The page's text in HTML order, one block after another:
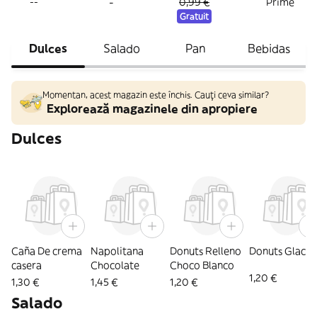
Gratuit
Dulces Salado Pan Bebidas
Momentan, acest magazin este închis. Cauți ceva similar?
Explorează magazinele din apropiere
Dulces
Caña De crema
casera
1,30 €
Napolitana
Chocolate
1,45 €
Donuts Relleno
Choco Blanco
1,20 €
Donuts Glace
1,20 €
Salado